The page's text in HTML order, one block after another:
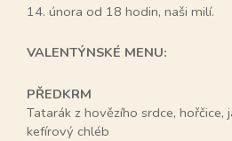
14. února od 18 hodin, naši milí.
VALENTÝNSKÉ MENU:
PŘEDKRM
Tatarák z hovězího srdce, hořčice,
kefírový chléb